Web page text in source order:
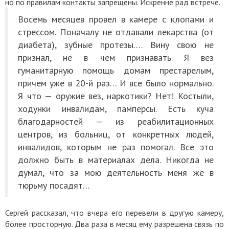
но по правилам контакты запрещены. Искренне рад встрече.
Восемь месяцев провел в камере с клопами и
стрессом. Поначалу не отдавали лекарства (от
диабета), зубные протезы…. Вину свою не
признал, не в чем признавать. Я вез
гуманитарную помощь домам престарелым,
причем уже в 20-й раз… И все было нормально.
Я что — оружие вез, наркотики? Нет! Костыли,
ходунки инвалидам, памперсы. Есть куча
благодарностей — из реабилитационных
центров, из больниц, от конкретных людей,
инвалидов, которым не раз помогал. Все это
должно быть в материалах дела. Никогда не
думал, что за мою деятельность меня же в
тюрьму посадят…
Сергей рассказал, что вчера его перевели в другую камеру,
более просторную. Два раза в месяц ему разрешена связь по